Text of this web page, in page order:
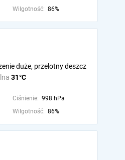
Wilgotność: 86%
31°C
duże, przelotny deszcz
Ciśnienie: 998 hPa
Wilgotność: 86%